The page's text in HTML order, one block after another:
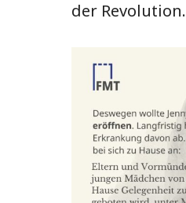
der Revolution.